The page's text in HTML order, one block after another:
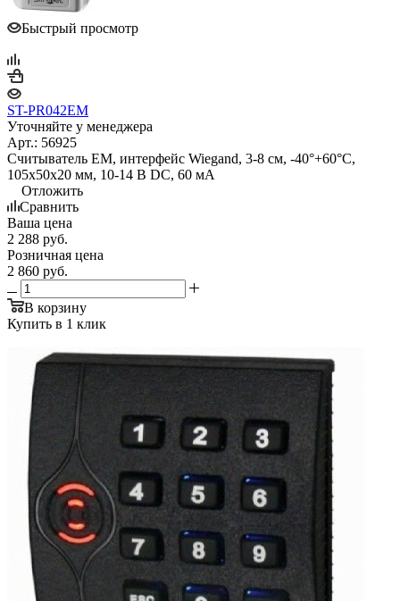
Быстрый просмотр
ST-PR042EM
Уточняйте у менеджера
Арт.: 56925
Считыватель EM, интерфейс Wiegand, 3-8 см, -40°+60°С,
105x50x20 мм, 10-14 В DC, 60 мA
Отложить
Сравнить
Ваша цена
2 288 руб.
Розничная цена
2 860 руб.
В корзину
Купить в 1 клик